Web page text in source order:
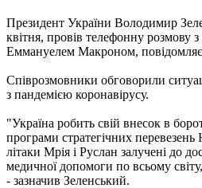
Президент України Володимир
квітня, провів телефонну розмову
Еммануелем Макроном,
Співрозмовники обговорили
з пандемією коронавірусу.
"Україна робить свій внесок в
програми стратегічних
літаки Мрія і Руслан залучені до
медичної допомоги по всьому
- зазначив Зеленський.